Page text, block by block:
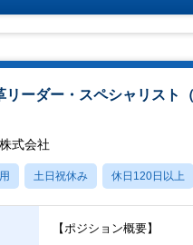
リーダー・スペシャリスト
式会社
土日祝休み 休日120日以上
【ポジション概要】